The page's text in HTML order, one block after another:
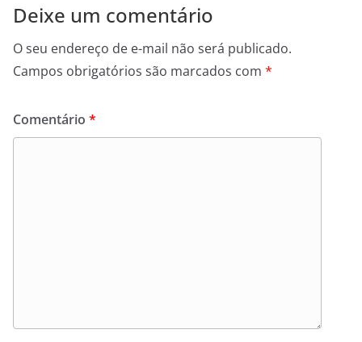
Deixe um comentário
O seu endereço de e-mail não será publicado.
Campos obrigatórios são marcados com *
Comentário *